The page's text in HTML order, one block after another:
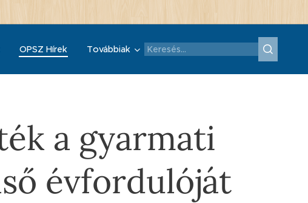
OPSZ Hírek Továbbiak
a gyarmati
évfordulóját